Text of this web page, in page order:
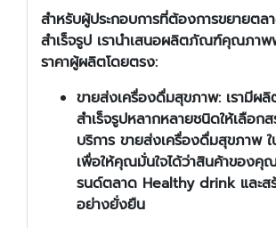
สำหรับผู้ประกอบการที่ต้องการขยายตล
สำเร็จรูป เรานำเสนอผลิตภัณฑ์คุณภาพ
ราคาผู้ผลิตโดยตรง:
ขายส่งเครื่องดื่มสุขภาพ: เรามีผ
สำเร็จรูปหลากหลายชนิดให้เลือก
บริการ ขายส่งเครื่องดื่มสุขภาพใ
เพื่อให้คุณมั่นใจได้ว่าสินค้าของคุ
รนด์ตลาด Healthy drinkและส
อย่างยั่งยืน